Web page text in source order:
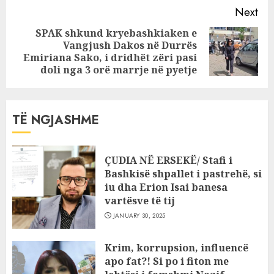
Next
post:
SPAK shkund kryebashkiaken e
Vangjush Dakos në Durrës
Emiriana Sako, i dridhët zëri pasi
doli nga 3 orë marrje në pyetje
TË NGJASHME
ÇUDIA NË ERSEKË/ Stafi i
Bashkisë shpallet i pastrehë, si
iu dha Erion Isai banesa
vartësve të tij
JANUARY 30, 2025
Krim, korrupsion, influencë
apo fat?! Si po i fiton me